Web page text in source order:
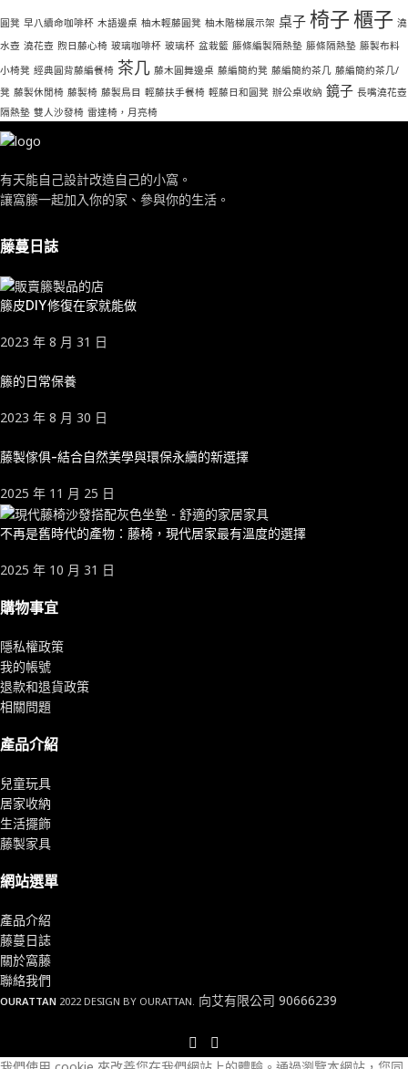
圓凳 早八續命咖啡杯 木語邊桌 柚木輕藤圓凳 柚木階梯展示架 桌子 椅子櫃子 澆
水壺 澆花壺 煦日藤心椅 玻璃咖啡杯 玻璃杯 盆栽籃 籐條編製隔熱墊 籐條隔熱墊 籐製布料
小椅凳 經典圓背藤編餐椅 茶几 藤木圓舞邊桌 藤編簡約凳 藤編簡約茶几 藤編簡約茶几/
凳 藤製休閒椅 藤製椅 藤製鳥目 輕藤扶手餐椅 輕藤日和圓凳 辦公桌收納 鏡子 長嘴澆花壺
隔熱墊 雙人沙發椅 雷達椅，月亮椅
有天能自己設計改造自己的小窩。
讓窩籐一起加入你的家、參與你的生活。
藤蔓日誌
籐皮DIY修復在家就能做
2023 年 8 月 31 日
籐的日常保養
2023 年 8 月 30 日
藤製傢俱-結合自然美學與環保永續的新選擇
2025 年 11 月 25 日
不再是舊時代的產物：藤椅，現代居家最有溫度的選擇
2025 年 10 月 31 日
購物事宜
隱私權政策
我的帳號
退款和退貨政策
相關問題
產品介紹
兒童玩具
居家收納
生活擺飾
藤製家具
網站選單
產品介紹
藤蔓日誌
關於窩藤
聯絡我們
OURATTAN 2022 DESIGN BY OURATTAN. 向艾有限公司 90666239